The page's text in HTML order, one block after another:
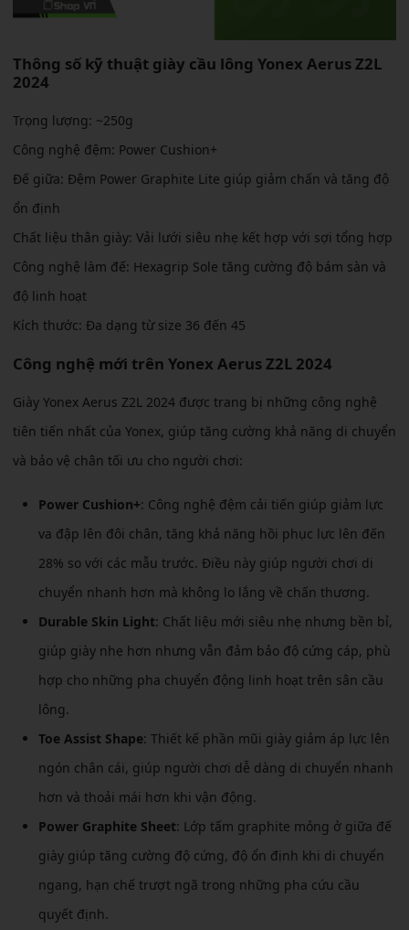
Thông số kỹ thuật giày cầu lông Yonex Aerus Z2L
2024
Trọng lượng: ~250g
Công nghệ đệm: Power Cushion+
Đế giữa: Đệm Power Graphite Lite giúp giảm chấn và tăng độ
ổn định
Chất liệu thân giày: Vải lưới siêu nhẹ kết hợp với sợi tổng hợp
Công nghệ làm đế: Hexagrip Sole tăng cường độ bám sàn và
độ linh hoạt
Kích thước: Đa dạng từ size 36 đến 45
Công nghệ mới trên Yonex Aerus Z2L 2024
Giày Yonex Aerus Z2L 2024 được trang bị những công nghệ
tiên tiến nhất của Yonex, giúp tăng cường khả năng di chuyển
và bảo vệ chân tối ưu cho người chơi:
Power Cushion+: Công nghệ đệm cải tiến giúp giảm lực
va đập lên đôi chân, tăng khả năng hồi phục lực lên đến
28% so với các mẫu trước. Điều này giúp người chơi di
chuyển nhanh hơn mà không lo lắng về chấn thương.
Durable Skin Light: Chất liệu mới siêu nhẹ nhưng bền bỉ,
giúp giày nhẹ hơn nhưng vẫn đảm bảo độ cứng cáp, phù
hợp cho những pha chuyển động linh hoạt trên sân cầu
lông.
Toe Assist Shape: Thiết kế phần mũi giày giảm áp lực lên
ngón chân cái, giúp người chơi dễ dàng di chuyển nhanh
hơn và thoải mái hơn khi vận động.
Power Graphite Sheet: Lớp tấm graphite mỏng ở giữa đế
giày giúp tăng cường độ cứng, độ ổn định khi di chuyển
ngang, hạn chế trượt ngã trong những pha cứu cầu
quyết định.